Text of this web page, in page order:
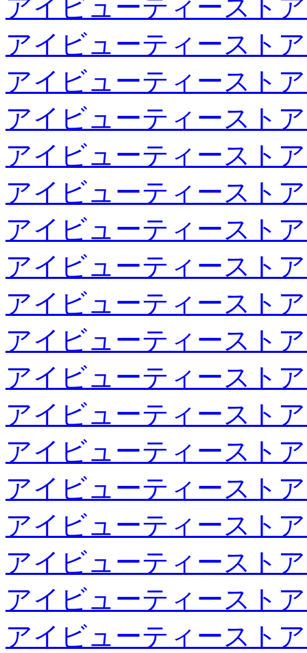
アイビューティースト
アイビューティースト
アイビューティースト
アイビューティースト
アイビューティースト
アイビューティースト
アイビューティースト
アイビューティースト
アイビューティースト
アイビューティースト
アイビューティースト
アイビューティースト
アイビューティースト
アイビューティースト
アイビューティースト
アイビューティースト
アイビューティースト
アイビューティースト